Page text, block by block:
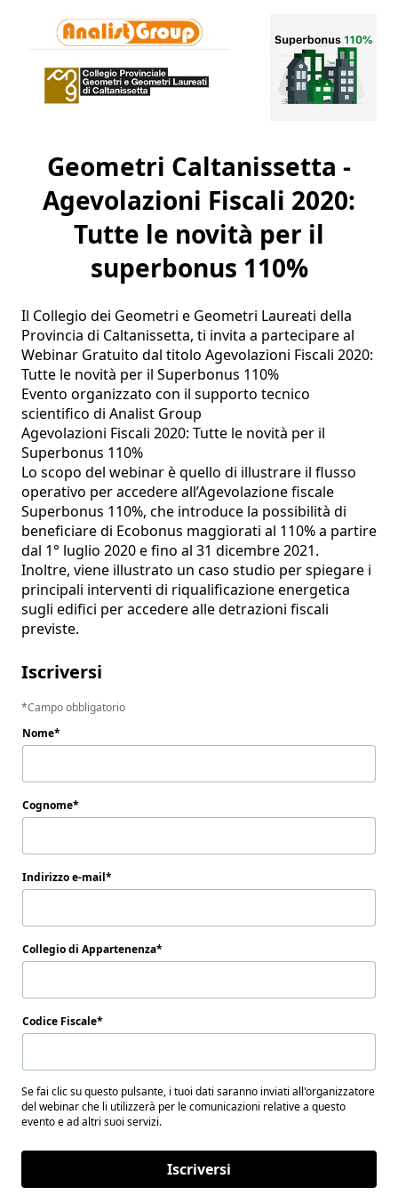
Geometri Caltanissetta -
Agevolazioni Fiscali 2020:
Tutte le novità per il
superbonus 110%
Il Collegio dei Geometri e Geometri Laureati della
Provincia di Caltanissetta, ti invita a partecipare al
Webinar Gratuito dal titolo Agevolazioni Fiscali 2020:
Tutte le novità per il Superbonus 110%
Evento organizzato con il supporto tecnico
scientifico di Analist Group
Agevolazioni Fiscali 2020: Tutte le novità per il
Superbonus 110%
Lo scopo del webinar è quello di illustrare il flusso
operativo per accedere all’Agevolazione fiscale
Superbonus 110%, che introduce la possibilità di
beneficiare di Ecobonus maggiorati al 110% a partire
dal 1° luglio 2020 e fino al 31 dicembre 2021.
Inoltre, viene illustrato un caso studio per spiegare i
principali interventi di riqualificazione energetica
sugli edifici per accedere alle detrazioni fiscali
previste.
Iscriversi
Campo obbligatorio
Nome
Cognome
Indirizzo e-mail
Collegio di Appartenenza
Codice Fiscale
Se fai clic su questo pulsante, i tuoi dati saranno inviati all'organizzatore
del webinar che li utilizzerà per le comunicazioni relative a questo
evento e ad altri suoi servizi.
Iscriversi